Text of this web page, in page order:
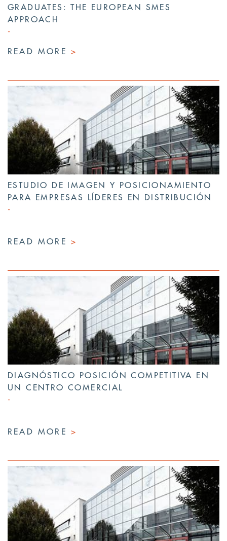
GRADUATES: THE EUROPEAN SMES
APPROACH
READ MORE >
ESTUDIO DE IMAGEN Y POSICIONAMIENTO
PARA EMPRESAS LÍDERES EN DISTRIBUCIÓN
READ MORE >
DIAGNÓSTICO POSICIÓN COMPETITIVA EN
UN CENTRO COMERCIAL
READ MORE >